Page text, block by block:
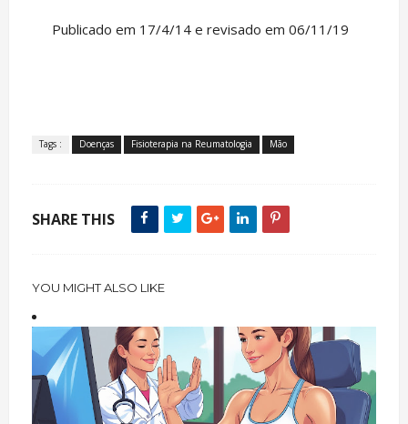
Publicado em 17/4/14 e revisado em 06/11/19
Tags : Doenças Fisioterapia na Reumatologia Mão
SHARE THIS
YOU MIGHT ALSO LIKE